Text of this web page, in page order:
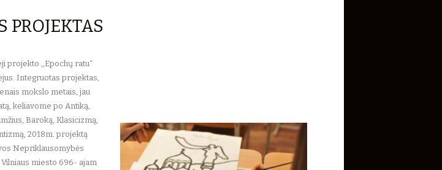
PROJEKTAS
projekto ,,Epochų ratu“
Integruotas projektas,
mokslo metais, jau
keliavome po Antiką,
Baroką, Klasicizmą,
2018m. projektą
Nepriklausomybės
miesto 696- ajam